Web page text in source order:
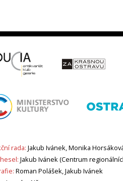
rada: Jakub Ivánek, Monika
Jakub Ivánek (Centrum
Roman Polášek, Jakub Ivánek